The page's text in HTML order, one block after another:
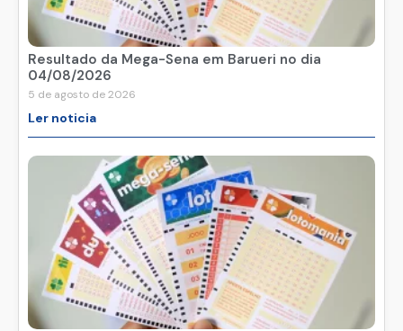
Resultado da Mega-Sena em Barueri no dia
04/08/2026
5 de agosto de 2026
Ler noticia